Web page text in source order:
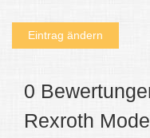
Eintrag ändern
0
Rexroth